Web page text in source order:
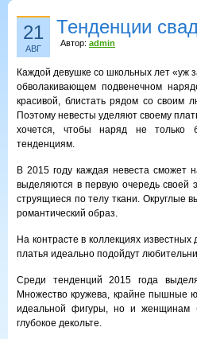
21
АВГ
Тенденции
Автор: admin
Каждой девушке со школьных лет
обволакивающем подвенечном
красивой, блистать рядом со своим
Поэтому невесты уделяют своему
хочется, чтобы наряд не только
тенденциям.
В 2015 году каждая невеста сможет
выделяются в первую очередь своей
струящиеся по телу ткани. Округлые
романтический образ.
На контрасте в коллекциях
платья идеально подойдут
Среди тенденций 2015 года
Множество кружева, крайне пышные
идеальной фигуры, но и женщинам
глубокое декольте.